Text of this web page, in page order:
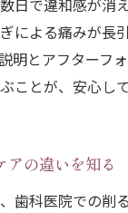
日で違和感が消
による痛みが長
明とアフターフ
ことが、安心し
アの違いを知る
歯科医院での削